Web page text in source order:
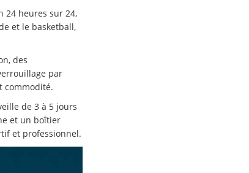
24 heures sur 24,
et le basketball,
des
par
commodité.
de 3 à 5 jours
et un boîtier
et professionnel.